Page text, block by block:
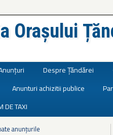
Orașului
Despre Țăndărei
Anunturi achizitii publice
DE TAXI
anunțurile